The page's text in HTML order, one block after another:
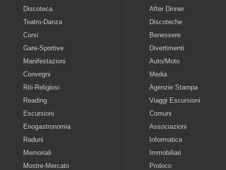
Discoteca
Teatro-Danza
Corsi
Gare-Sportive
Manifestazioni
Convegni
Riti-Religiosi
Reading
Escursioni
Enogastronomia
Raduni
Memoriali
Mostre-Mercato
After Dinner
Discoteche
Benessere
Divertimenti
Auto/Moto
Media
Agenzie Stampa
Viaggi Escursioni
Comuni
Associazioni
Informatica
Immobiliari
Proloco